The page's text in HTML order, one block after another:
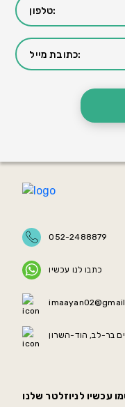
עכשיו לניוזלטר שלנו
052-2488879
כתבו לנו עכשיו
בר-לב, הוד-השרון